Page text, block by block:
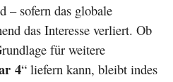
– sofern das globale
das Interesse verliert. Ob
für weitere
4“ liefern kann, bleibt indes